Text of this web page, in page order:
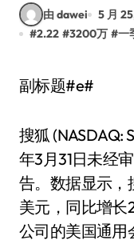
由 dawei 5 月
#2.22 #3200万 #一
副标题#e#
搜狐 (NASDAQ:
年3月31日未经
告。数据显示，
美元，同比增长
公司的美国通用